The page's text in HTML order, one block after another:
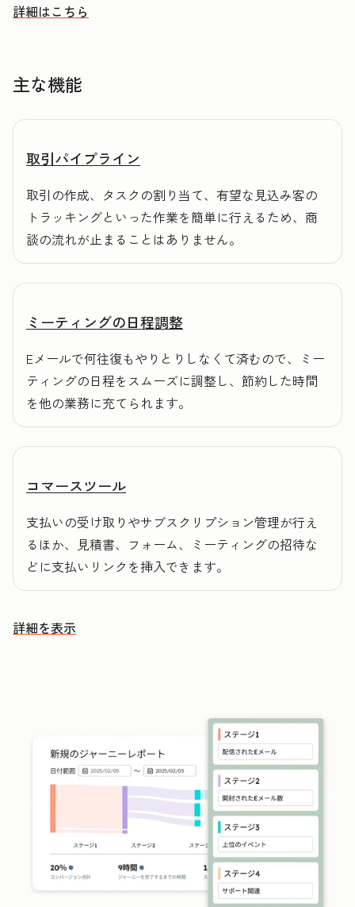
詳細はこちら
HubSpotを活用して売上を拡大し回収を効率化する方法
主な機能
取引パイプライン
取引の作成、タスクの割り当て、有望な見込み客の
トラッキングといった作業を簡単に行えるため、商
談の流れが止まることはありません。
ミーティングの日程調整
Eメールで何往復もやりとりしなくて済むので、ミー
ティングの日程をスムーズに調整し、節約した時間
を他の業務に充てられます。
コマースツール
支払いの受け取りやサブスクリプション管理が行え
るほか、見積書、フォーム、ミーティングの招待な
どに支払いリンクを挿入できます。
詳細を表示
その他の機能を確認する